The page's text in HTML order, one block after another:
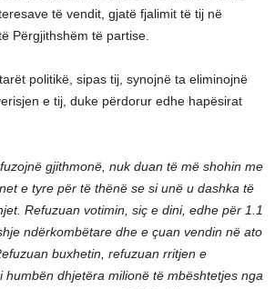
të vendit, gjatë fjalimit të tij në
Përgjithshëm të partise.
politikë, sipas tij, synojnë ta eliminojnë
e tij, duke përdorur edhe hapësirat
gjithmonë, nuk duan të më shohin me
e tyre për të thënë se si unë u dashka të
Refuzuan votimin, siç e dini, edhe për 1.1
ndërkombëtare dhe e çuan vendin në ato
buxhetin, refuzuan rritjen e
humbën dhjetëra milionë të mbështetjes nga